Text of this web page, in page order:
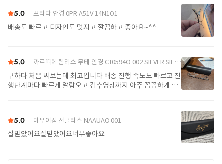
5.0 프라다 안경 0PR A51V 14N1O1
배송도 빠르고 디자인도 멋지고 깔끔하고 좋아요~^^
5.0 까르띠에 림리스 무테 안경 CT0594O 002 SILVER SILVER TRANSPARENT
구하다 처음 써보는데 최고입니다 배송 진행 속도도 빠르고 진
행단계마다 빠르게 알람오고 검수영상까지 아주 꼼꼼하게 찍
5.0 마우이짐 선글라스 NAAUAO 001
잘받았어요잘받았어요너무좋아요